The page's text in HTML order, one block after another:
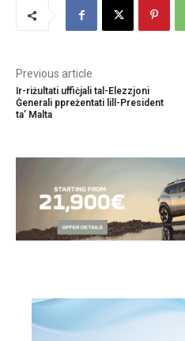
Previous article
Ir-riżultati uffiċjali tal-Elezzjoni
Ġenerali ppreżentati lill-President
ta’ Malta